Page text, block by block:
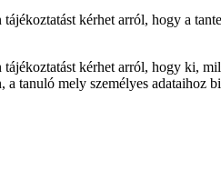
kérhet arról, hogy a
kérhet arról, hogy ki,
tanuló mely személyes adataihoz